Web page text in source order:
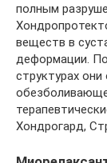
полным
веществ в
деформации.
структурах
Хондрогард,